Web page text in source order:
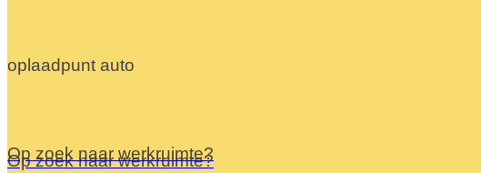
oplaadpunt auto
Op zoek naar werkruimte?
Op zoek naar werkruimte?